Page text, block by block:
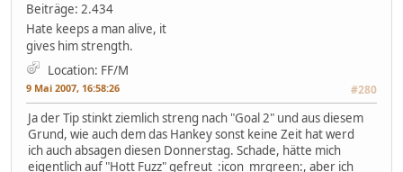
Beiträge: 2.434
Hate keeps a man alive, it
gives him strength.
Location: FF/M
9 Mai 2007, 16:58:26 #280
Ja der Tip stinkt ziemlich streng nach "Goal 2" und aus diesem
Grund, wie auch dem das Hankey sonst keine Zeit hat werd
ich auch absagen diesen Donnerstag. Schade, hätte mich
eigentlich auf "Hott Fuzz" gefreut :icon_mrgreen:, aber ich